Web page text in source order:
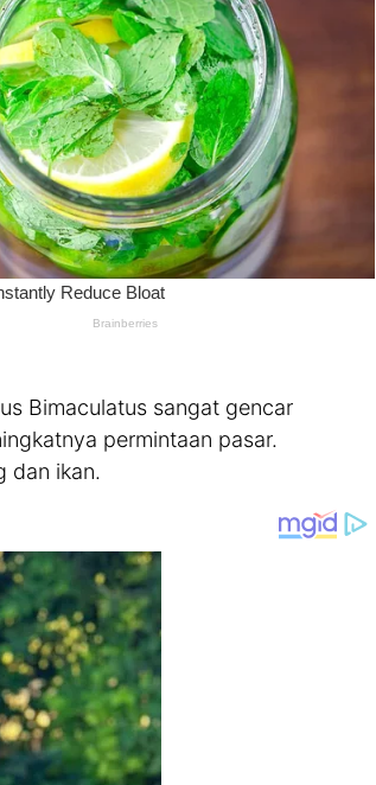
Bimaculatus sangat gencar
permintaan pasar.
dan ikan.